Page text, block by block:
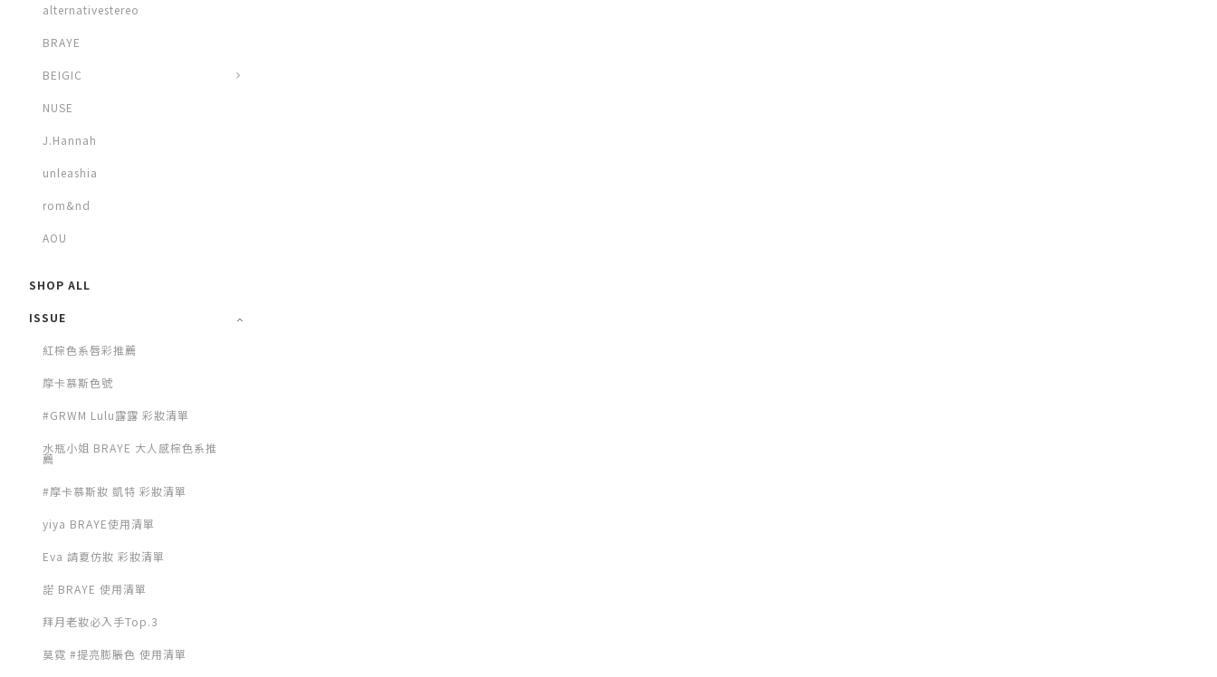
alternativestereo
BRAYE
BEIGIC
NUSE
J.Hannah
unleashia
rom&nd
AOU
SHOP ALL
ISSUE
紅棕色系唇彩推薦
摩卡慕斯色號
#GRWM Lulu露露 彩妝清單
水瓶小姐 BRAYE 大人感棕色系推
薦
#摩卡慕斯妝 凱特 彩妝清單
yiya BRAYE使用清單
Eva 請夏仿妝 彩妝清單
諾 BRAYE 使用清單
拜月老妝必入手Top.3
莫霓 #提亮膨脹色 使用清單